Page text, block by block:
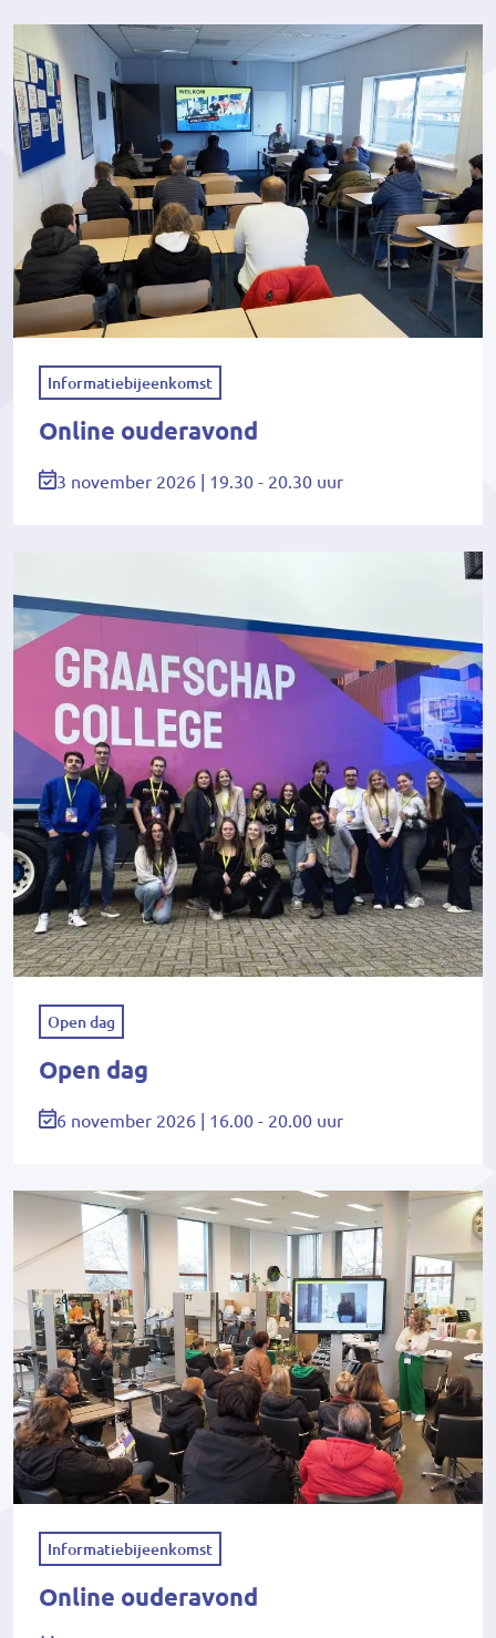
Informatiebijeenkomst
Online ouderavond
3 november 2026 | 19.30 - 20.30 uur
Open dag
Open dag
6 november 2026 | 16.00 - 20.00 uur
Informatiebijeenkomst
Online ouderavond